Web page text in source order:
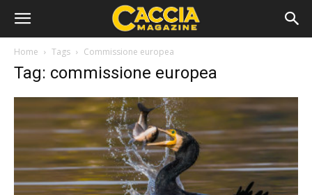
Home Tags Commissione europea
Tag: commissione europea